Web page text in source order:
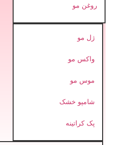
روغن مو
ژل مو
واکس مو
موس مو
شامپو خشک
پک کراتینه